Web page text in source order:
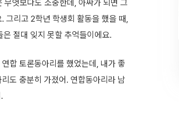
엇보다도 소중한데, 아싸가 되면 그
그리고 2학년 학생회 활동을 했을 때,
절대 잊지 못할 추억들이에요.
합 토론동아리를 했었는데, 내가 좋
도 충분히 가졌어. 연합동아리라 남